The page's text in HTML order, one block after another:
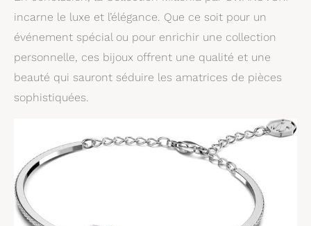
incarne le luxe et l’élégance. Que ce soit pour un
événement spécial ou pour enrichir une collection
personnelle, ces bijoux offrent une qualité et une
beauté qui sauront séduire les amatrices de pièces
sophistiquées.